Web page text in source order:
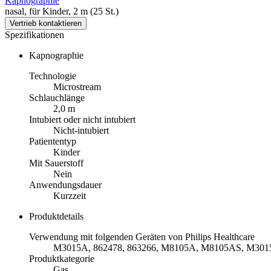
nasal, für Kinder, 2 m (25 St.)
Vertrieb kontaktieren
Spezifikationen
Kapnographie
Technologie
Microstream
Schlauchlänge
2,0 m
Intubiert oder nicht intubiert
Nicht-intubiert
Patiententyp
Kinder
Mit Sauerstoff
Nein
Anwendungsdauer
Kurzzeit
Produktdetails
Verwendung mit folgenden Geräten von Philips Healthcare
M3015A, 862478, 863266, M8105A, M8105AS,
Produktkategorie